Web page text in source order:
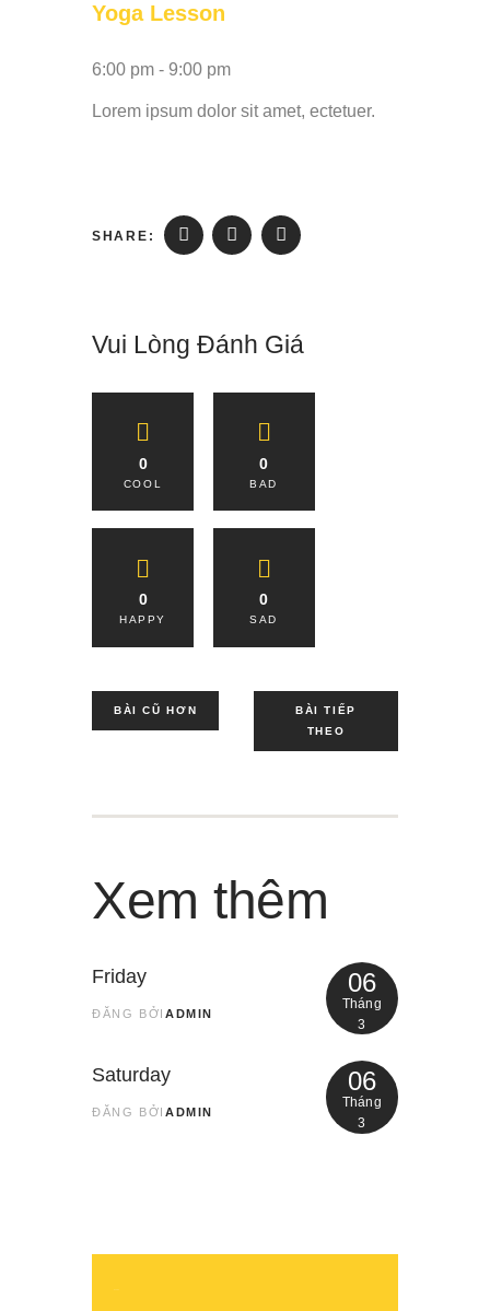
Yoga Lesson
6:00 pm - 9:00 pm
Lorem ipsum dolor sit amet, ectetuer.
SHARE:
Vui Lòng Đánh Giá
0
COOL
0
BAD
0
HAPPY
0
SAD
BÀI CŨ HƠN
BÀI TIẾP
THEO
Xem thêm
06
Tháng
3
Friday
ĐĂNG BỞI ADMIN
06
Tháng
3
Saturday
ĐĂNG BỞI ADMIN